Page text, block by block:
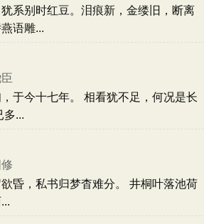
系别时红豆。泪痕新，金缕旧，断离
语雕...
于今十七年。 相看犹不足，何况是长
多...
昏，私书归梦杳难分。 井桐叶落池荷